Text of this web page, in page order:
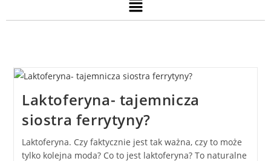
Laktoferyna- tajemnicza
siostra ferrytyny?
Laktoferyna. Czy faktycznie jest tak ważna, czy to może
tylko kolejna moda? Co to jest laktoferyna? To naturalne